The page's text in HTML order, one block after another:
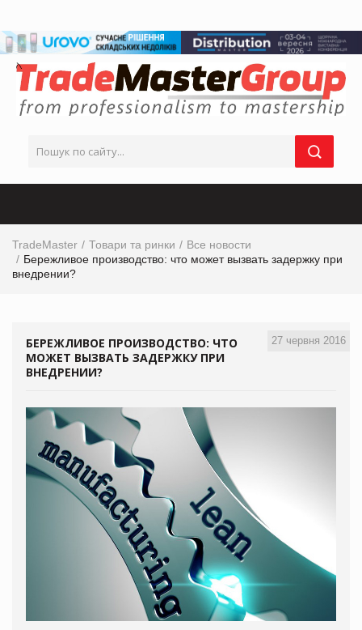
TradeMaster Товари та ринки
Все новости
Бережливое производство: что может вызвать задержку при
внедрении?
27 червня 2016
БЕРЕЖЛИВОЕ ПРОИЗВОДСТВО: ЧТО
МОЖЕТ ВЫЗВАТЬ ЗАДЕРЖКУ ПРИ
ВНЕДРЕНИИ?